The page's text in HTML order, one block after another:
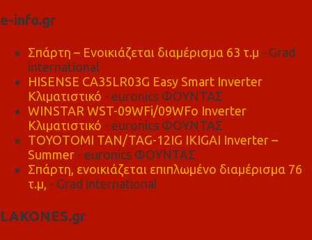
e-info.gr
Σπάρτη – Ενοικιάζεται διαμέρισμα 63 τ.μ - Grad
international
HISENSE CA35LR03G Easy Smart Inverter
Κλιματιστικό - euronics ΦΟΥΝΤΑΣ
WINSTAR WST-09WFi/09WFo Inverter
Κλιματιστικό - euronics ΦΟΥΝΤΑΣ
TOYOTOMI TAN/TAG-12IG IKIGAI Inverter –
Summer - euronics ΦΟΥΝΤΑΣ
Σπάρτη, ενοικιάζεται επιπλωμένο διαμέρισμα 76
τ.μ, - Grad international
LAKONES.gr